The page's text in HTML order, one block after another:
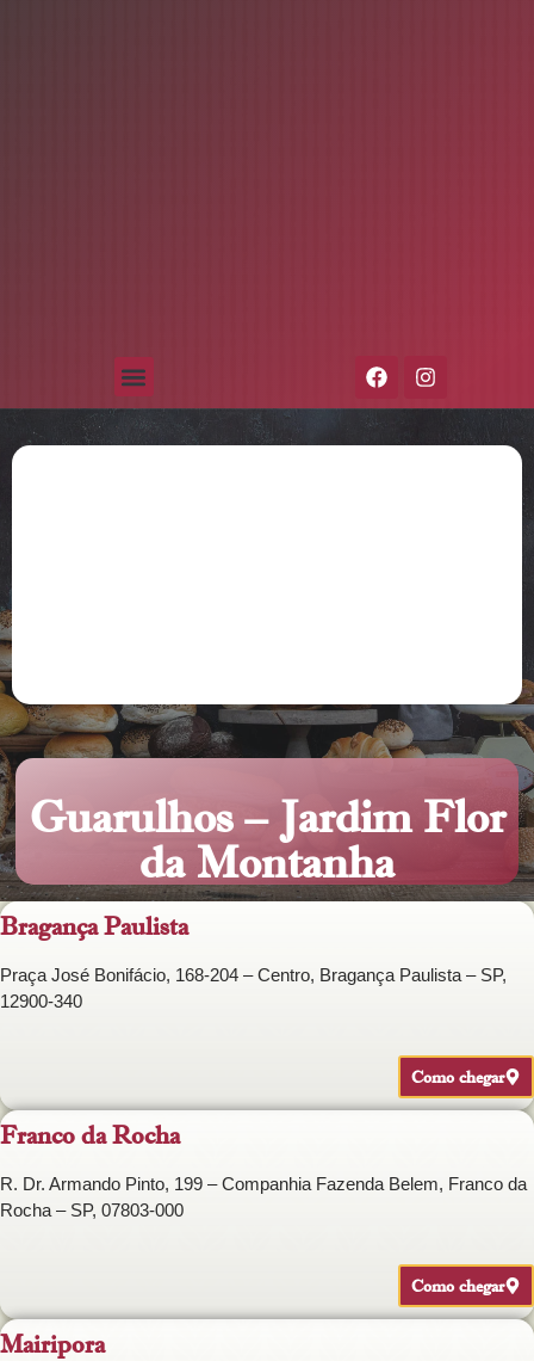
Guarulhos – Jardim Flor
da Montanha
Bragança Paulista
Praça José Bonifácio, 168-204 – Centro, Bragança Paulista – SP,
12900-340
Como chegar
Franco da Rocha
R. Dr. Armando Pinto, 199 – Companhia Fazenda Belem, Franco da
Rocha – SP, 07803-000
Como chegar
Mairipora